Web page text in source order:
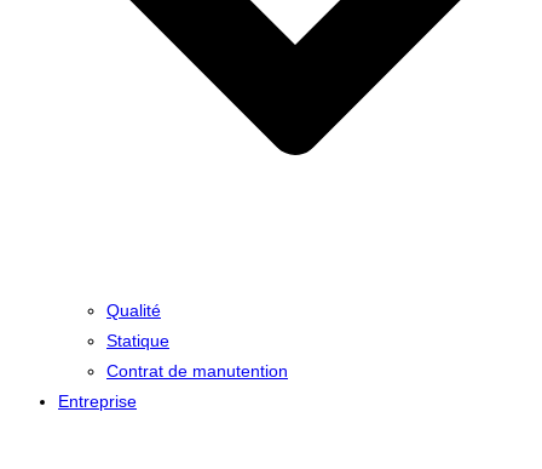
Qualité
Statique
Contrat de manutention
Entreprise